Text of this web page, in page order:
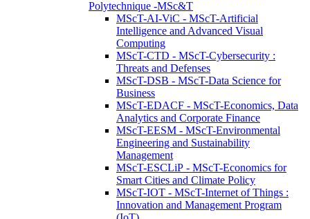
Polytechnique -MSc&T
MScT-AI-ViC - MScT-Artificial
Intelligence and Advanced Visual
Computing
MScT-CTD - MScT-Cybersecurity :
Threats and Defenses
MScT-DSB - MScT-Data Science for
Business
MScT-EDACF - MScT-Economics, Data
Analytics and Corporate Finance
MScT-EESM - MScT-Environmental
Engineering and Sustainability
Management
MScT-ESCLiP - MScT-Economics for
Smart Cities and Climate Policy
MScT-IOT - MScT-Internet of Things :
Innovation and Management Program